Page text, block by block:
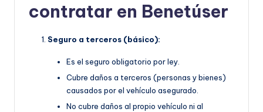
contratar en Benetúser
Seguro a terceros (básico):
Es el seguro obligatorio por ley.
Cubre daños a terceros (personas y bienes)
causados por el vehículo asegurado.
No cubre daños al propio vehículo ni al